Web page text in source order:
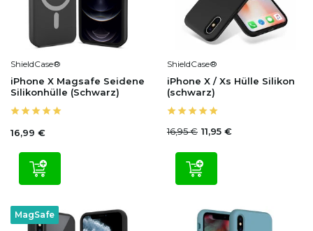
ShieldCase®
iPhone X Magsafe Seidene
Silikonhülle (Schwarz)
16,99 €
ShieldCase®
iPhone X / Xs Hülle Silikon
(schwarz)
16,95 € 11,95 €
MagSafe